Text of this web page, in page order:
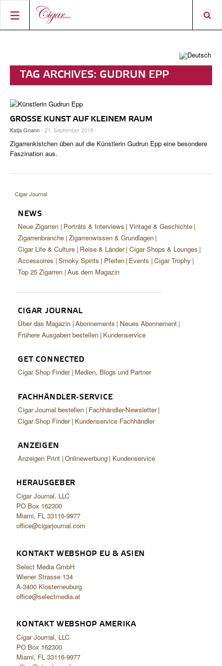
BEST BUY
CIGAR TROPHY
TOP 25 ZIGARREN
NEUHEITEN
SHOPS & LOUNGES
CIGAR LIFE & CULTURE
REISE & LÄNDER
PFEIFEN & SPIRITUOSEN
ÜBER DAS MAGAZIN
AKTUELLE AUSGABE
AUTOREN
CONNECT
SHOPS & LOUNGES
CIGAR SHOP FINDER
SHOP
DIGITAL JOURNAL
TAG ARCHIVES: GUDRUN EPP
GROSSE KUNST AUF KLEINEM RAUM
Katja Gnann- 21. September 2018 -
Zigarrenkistchen üben auf die Künstlerin Gudrun Epp eine besondere
Faszination aus.
Cigar Journal
NEWS
Neue Zigarren Porträts & Interviews Vintage & Geschichte
Zigarrenbranche Zigarrenwissen & Grundlagen
Cigar Life & Culture Reise & Länder Cigar Shops & Lounges
Accessoires Smoky Spirits Pfeifen Events Cigar Trophy
Top 25 Zigarren Aus dem Magazin
CIGAR JOURNAL
Über das Magazin Abonnements
Neues Abonnement
Frühere Ausgaben bestellen Kundenservice
GET CONNECTED
Cigar Shop Finder Medien, Blogs und Partner
FACHHÄNDLER-SERVICE
Cigar Journal bestellen Fachhändler-Newsletter
Cigar Shop Finder Kundenservice Fachhändler
ANZEIGEN
Anzeigen Print Onlinewerbung Kundenservice
HERAUSGEBER
Cigar Journal, LLC
PO Box 162300
Miami, FL 33116-9977
office@cigarjournal.com
KONTAKT WEBSHOP EU & ASIEN
Select Media GmbH
Wiener Strasse 134
A-3400 Klosterneuburg
office@selectmedia.at
KONTAKT WEBSHOP AMERIKA
Cigar Journal, LLC
PO Box 162300
Miami, FL 33116-9977